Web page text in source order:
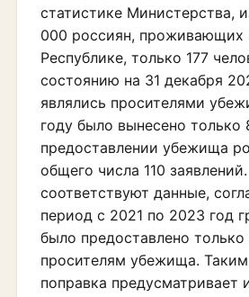
статистике Министерства,
000 россиян, проживающих
Республике, только 177
состоянию на 31 декабря
являлись просителями
году было вынесено только
предоставлении убежища
общего числа 110
соответствуют данные,
период с 2021 по 2023 год
было предоставлено
просителям убежища.
поправка предусматривает